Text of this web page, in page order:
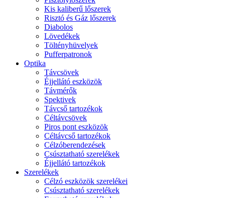
Kis kaliberű lőszerek
Risztó és Gáz lőszerek
Diabolos
Lövedékek
Töltényhüvelyek
Pufferpatronok
Optika
Távcsövek
Éjjellátó eszközök
Távmérők
Spektivek
Távcső tartozékok
Céltávcsövek
Piros pont eszközök
Céltávcső tartozékok
Célzóberendezések
Csúsztatható szerelékek
Éjjellátó tartozékok
Szerelékek
Célzó eszközök szerelékei
Csúsztatható szerelékek